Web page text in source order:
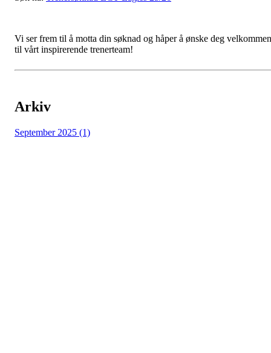
Vi ser frem til å motta din søknad og håper å ønske deg velkommen
til vårt inspirerende trenerteam!
Arkiv
September 2025 (1)